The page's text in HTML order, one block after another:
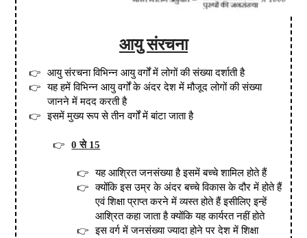
आयु संरचना
आयु संरचना विभिन्न आयु वर्गों में लोगों की संख्या दर्शाती है
यह हमें विभिन्न आयु वर्गों के अंदर देश में मौजूद लोगों की संख्या
जानने में मदद करती है
इसमें मुख्य रूप से तीन वर्गों में बांटा जाता है
0 से 15
यह आश्रित जनसंख्या है इसमें बच्चे शामिल होते हैं
क्योंकि इस उम्र के अंदर बच्चे विकास के दौर में होते हैं
एवं शिक्षा प्राप्त करने में व्यस्त होते हैं इसीलिए इन्हें
आश्रित कहा जाता है क्योंकि यह कार्यरत नहीं होते
इस वर्ग में जनसंख्या ज्यादा होने पर देश में शिक्षा